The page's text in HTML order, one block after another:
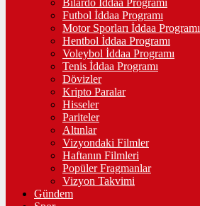
Bilardo İddaa Programı
Futbol İddaa Programı
Motor Sporları İddaa Programı
Hentbol İddaa Programı
Voleybol İddaa Programı
Tenis İddaa Programı
Dövizler
Kripto Paralar
Hisseler
Pariteler
Altınlar
Vizyondaki Filmler
Haftanın Filmleri
Popüler Fragmanlar
Vizyon Takvimi
Gündem